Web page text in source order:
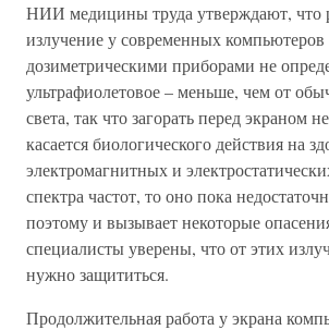
НИИ медицины труда утверждают, что
излучение у современных компьютеров
дозиметрическими приборами не
ультрафиолетовое – меньше, чем от
света, так что загорать перед экраном
касается биологического действия на
электромагнитных и
спектра частот, то оно пока
поэтому и вызывает некоторые
специалисты уверены, что от этих
нужно защититься.
Продолжительная работа у экрана